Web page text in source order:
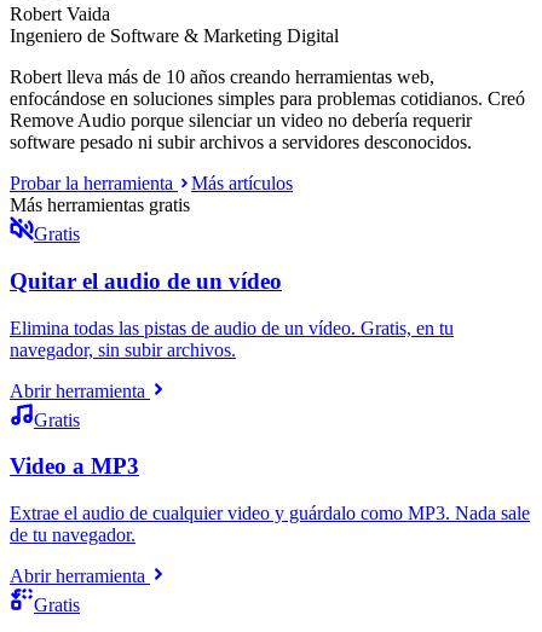
Robert Vaida
Ingeniero de Software & Marketing Digital
Robert lleva más de 10 años creando herramientas web,
enfocándose en soluciones simples para problemas cotidianos. Creó
Remove Audio porque silenciar un video no debería requerir
software pesado ni subir archivos a servidores desconocidos.
Probar la herramienta
Más artículos
Más herramientas gratis
Gratis
Quitar el audio de un vídeo
Elimina todas las pistas de audio de un vídeo. Gratis, en tu
navegador, sin subir archivos.
Abrir herramienta
Gratis
Video a MP3
Extrae el audio de cualquier video y guárdalo como MP3. Nada sale
de tu navegador.
Abrir herramienta
Gratis